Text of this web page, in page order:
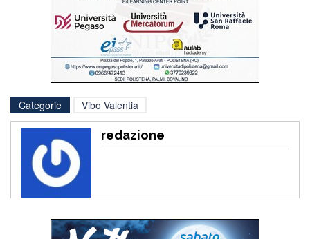
Categorie Vibo Valentia
redazione